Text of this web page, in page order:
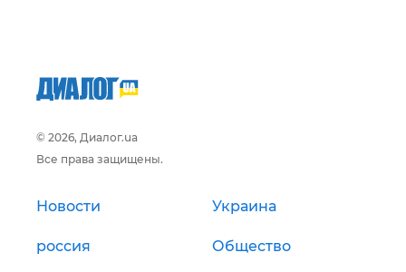
© 2026, Диалог.ua
Все права защищены.
Новости Украина
россия Общество